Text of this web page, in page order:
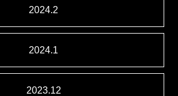
2024.2
2024.1
2023.12